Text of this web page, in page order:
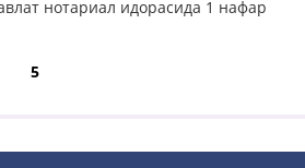
нотариал идорасида 1 нафар
5